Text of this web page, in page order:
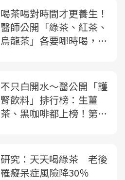
喝茶喝對時間才更養生！
醫師公開「綠茶、紅茶、
烏龍茶」各要哪時喝，喝
不只白開水～醫公開「護
腎飲料」排行榜：生薑
茶、黑咖啡都上榜！第一
研究：天天喝綠茶 老後
罹癡呆症風險降30％